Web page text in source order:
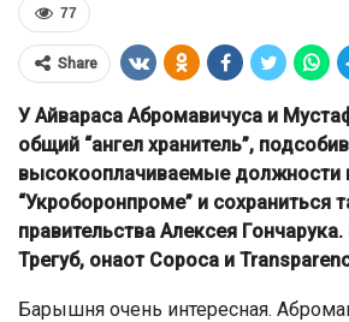
77
Share
У Айвараса Абромавичуса и
общий “ангел хранитель”,
высокооплачиваемые должности
“Укроборонпроме” и сохраниться
правительства Алексея
Трегуб, онаот Сороса и
Барышня очень интересная.